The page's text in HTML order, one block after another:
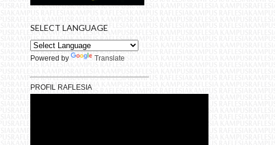
SELECT LANGUAGE
Powered by Translate
PROFIL RAFLESIA